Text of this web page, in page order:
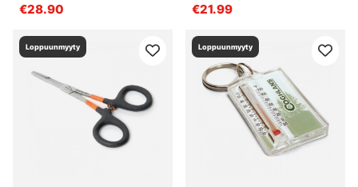
€28.90
€21.99
Loppuunmyyty Loppuunmyyty